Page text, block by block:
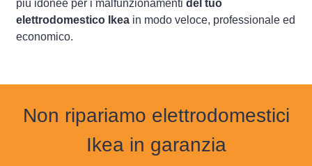
più idonee per i malfunzionamenti del tuo
elettrodomestico Ikea in modo veloce, professionale ed
economico.
Non ripariamo elettrodomestici
Ikea in garanzia